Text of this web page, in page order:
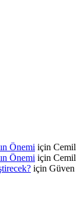
Önemi için Cemil
Önemi için Cemil
için Güven